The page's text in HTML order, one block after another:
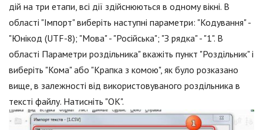
дій на три етапи, всі дії здійснюються в одному вікні. В
області "Імпорт" виберіть наступні параметри: "Кодування" -
"Юнікод (UTF-8); "Мова" - "Російська"; "З рядка" - "1". В
області Параметри роздільника" вкажіть пункт "Роздільник" і
виберіть "Кома" або "Крапка з комою", як було розказано
вище, в залежності від використовуваного роздільника в
тексті файлу. Натисніть "ОК".